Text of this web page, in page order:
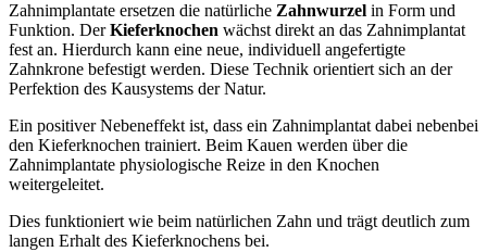
Zahnimplantate ersetzen die natürliche Zahnwurzel in Form und
Funktion. DerKieferknochen wächst direkt an das Zahnimplantat
fest an. Hierdurch kann eine neue, individuell angefertigte
Zahnkrone befestigt werden. Diese Technik orientiert sich an der
Perfektion des Kausystems der Natur.
Ein positiver Nebeneffekt ist, dass ein Zahnimplantat dabei nebenbei
den Kieferknochen trainiert. Beim Kauen werden über die
Zahnimplantate physiologische Reize in den Knochen
weitergeleitet.
Dies funktioniert wie beim natürlichen Zahn und trägt deutlich zum
langen Erhalt des Kieferknochens bei.